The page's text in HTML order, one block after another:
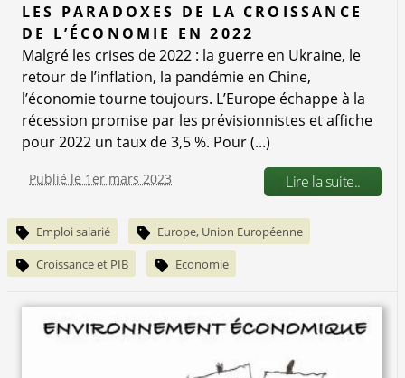
LES PARADOXES DE LA CROISSANCE
DE L’ÉCONOMIE EN 2022
Malgré les crises de 2022 : la guerre en Ukraine, le
retour de l’inflation, la pandémie en Chine,
l’économie tourne toujours. L’Europe échappe à la
récession promise par les prévisionnistes et affiche
pour 2022 un taux de 3,5 %. Pour (...)
Publié le 1er mars 2023 Lire la suite..
Emploi salarié Europe, Union Européenne
Croissance et PIB Economie